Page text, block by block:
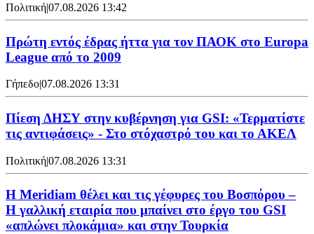
Πολιτική|07.08.2026 13:42
Πρώτη εντός έδρας ήττα για τον ΠΑΟΚ στο Europa
League από το 2009
Γήπεδο|07.08.2026 13:31
Πίεση ΔΗΣΥ στην κυβέρνηση για GSI: «Τερματίστε
τις αντιφάσεις» - Στο στόχαστρό του και το ΑΚΕΛ
Πολιτική|07.08.2026 13:31
Η Meridiam θέλει και τις γέφυρες του Βοσπόρου –
Η γαλλική εταιρία που μπαίνει στο έργο του GSI
«απλώνει πλοκάμια» και στην Τουρκία